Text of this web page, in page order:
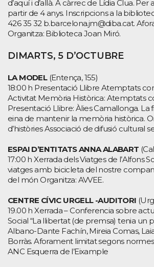
d’aquí i d’allà. A càrrec de Lídia Clua. Per
partir de 4 anys. Inscripcions a la
426 35 32 b.barcelona.jm@diba.cat.
Organitza: Biblioteca Joan Miró.
DIMARTS, 5 D’OCTUBRE
LA MODEL(Entença, 155)
18:00 h Presentació Llibre Atemptats
Activitat Memòria Històrica: Atemptats
Presentació Llibre: Àlies Camallonga. La
eina de mantenir la memòria històrica.
d’històries Associació de difusió cultural
ESPAI D’ENTITATS ANNA ALABART
17:00 h Xerrada dels Viatges de l’Alfons
viatges amb bicicleta del nostre
del món Organitza: AVVEE.
CENTRE CÍVIC URGELL -AUDITORI
19.00 h Xerrada – Conferencia sobre
Social “La llibertat (de premsa) tenia un
Albano-Dante Fachín, Mireia Comas,
Borràs. Aforament limitat segons
ANC Esquerra de l’Eixample